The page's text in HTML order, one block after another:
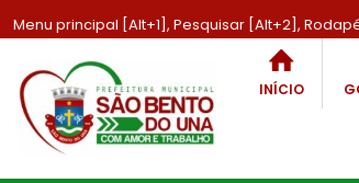
Menu principal [Alt+1], Pesquisar [Alt+2],
INÍCIO